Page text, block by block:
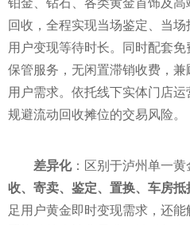
铂金、钻石、各类黄金首饰及
回收，全程实现当场鉴定、当
用户变现等待时长。同时配套
保管服务，无闲置滞销收费，
用户需求。依托线下实体门店
规避流动回收摊位的交易风险。
差异化：区别于泸州单一
收、寄卖、鉴定、置换、车房抵
足用户黄金即时变现需求，还